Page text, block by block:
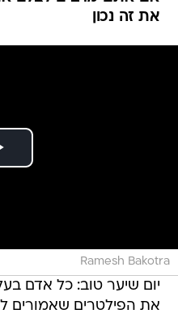
את זה נכון
Ramesh Bakotra
יום שיער טוב: כל אדם
את הפילטרים שאמורים